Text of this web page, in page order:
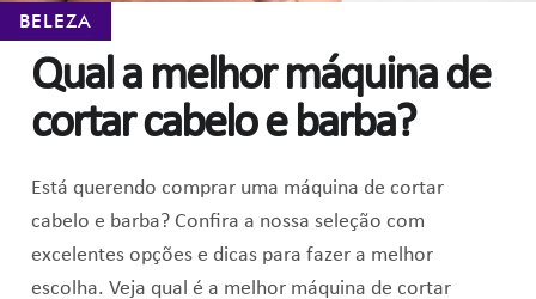
BELEZA
Qual a melhor máquina de
cortar cabelo e barba?
Está querendo comprar uma máquina de cortar
cabelo e barba? Confira a nossa seleção com
excelentes opções e dicas para fazer a melhor
escolha. Veja qual é a melhor máquina de cortar